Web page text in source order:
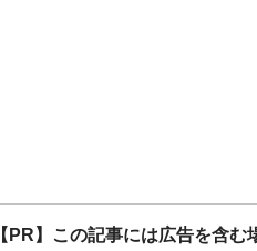
【PR】この記事には広告を含む